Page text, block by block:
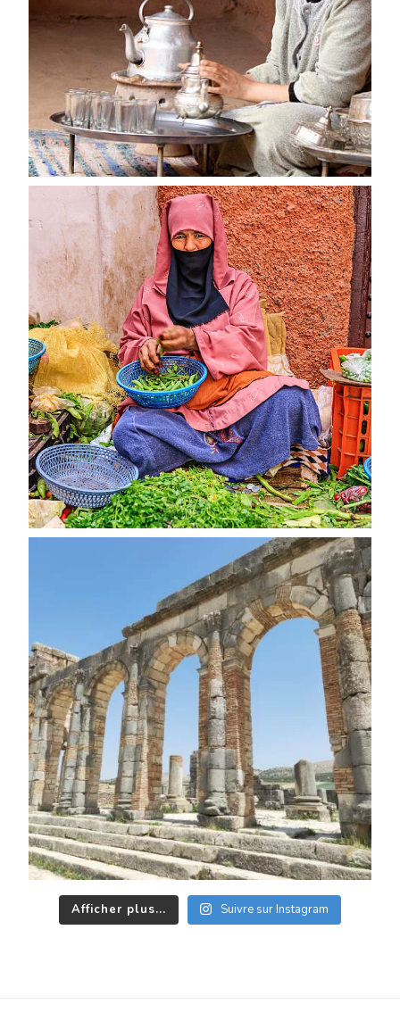
Afficher plus... Suivre sur Instagram